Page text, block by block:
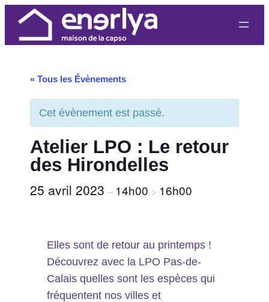
« Tous les Évènements
Cet évènement est passé.
Atelier LPO : Le retour
des Hirondelles
25 avril 2023– 14h00 > 16h00
Elles sont de retour au printemps !
Découvrez avec la LPO Pas-de-
Calais quelles sont les espèces qui
fréquentent nos villes et